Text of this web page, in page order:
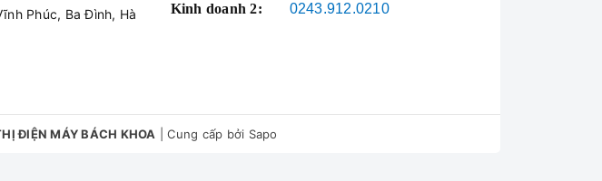
Phúc, Ba Đình, Hà
Kinh doanh 2:
0243.912.0210
ĐIỆN MÁY BÁCH KHOA Cung cấp bởi Sapo